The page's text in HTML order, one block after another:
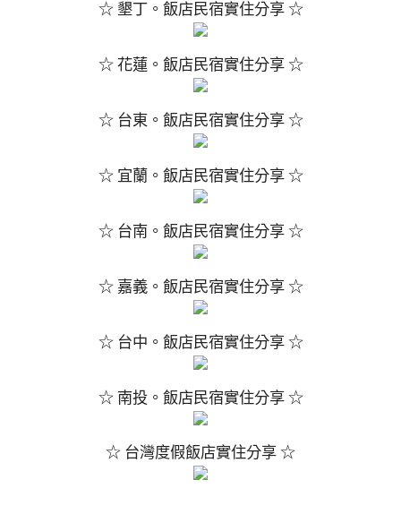
☆ 墾丁。飯店民宿實住分享 ☆
☆ 花蓮。飯店民宿實住分享 ☆
☆ 台東。飯店民宿實住分享 ☆
☆ 宜蘭。飯店民宿實住分享 ☆
☆ 台南。飯店民宿實住分享 ☆
☆ 嘉義。飯店民宿實住分享 ☆
☆ 台中。飯店民宿實住分享 ☆
☆ 南投。飯店民宿實住分享 ☆
☆ 台灣度假飯店實住分享 ☆